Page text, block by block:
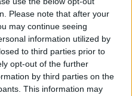
Please note that after your
may continue seeing
information utilized by
to third parties prior to
opt-out of the further
by third parties on the
This information may